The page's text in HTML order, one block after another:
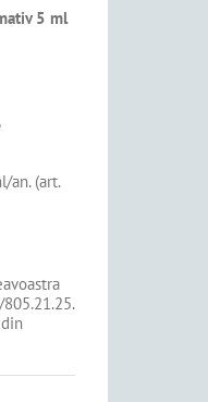
5 ml
an. (art.